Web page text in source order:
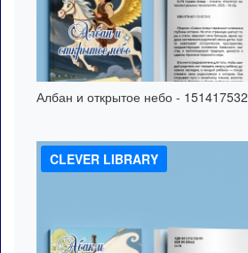
Албан и открытое небо - 151417532
CLEVER LIBRARY